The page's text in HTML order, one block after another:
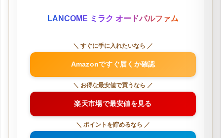
LANCOME ミラク オードパルファム
＼ すぐに手に入れたいなら ／
Amazonですぐ届くか確認
＼ お得な最安値で買うなら ／
楽天市場で最安値を見る
＼ ポイントを貯めるなら ／